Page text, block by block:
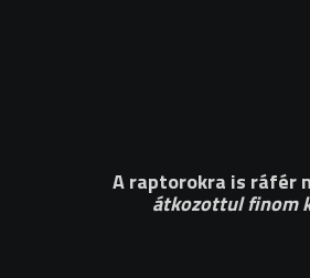
A raptorokra is ráfér
átkozottul finom